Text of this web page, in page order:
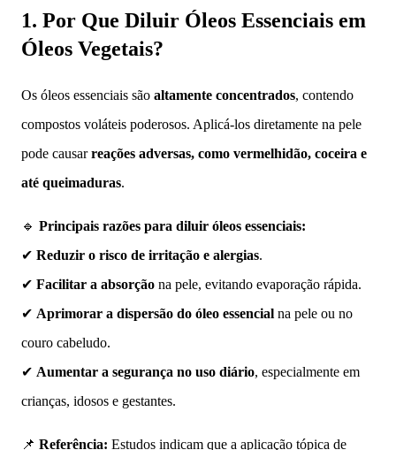
1. Por Que Diluir Óleos Essenciais em
Óleos Vegetais?
Os óleos essenciais são altamente concentrados, contendo
compostos voláteis poderosos. Aplicá-los diretamente na pele
pode causarreações adversas, como vermelhidão, coceira e
até queimaduras.
🔹 Principais razões para diluir óleos essenciais:
✔ Reduzir o risco de irritação e alergias.
✔ Facilitar a absorção na pele, evitando evaporação rápida.
✔ Aprimorar a dispersão do óleo essencial na pele ou no
couro cabeludo.
✔ Aumentar a segurança no uso diário, especialmente em
crianças, idosos e gestantes.
📌 Referência: Estudos indicam que a aplicação tópica de